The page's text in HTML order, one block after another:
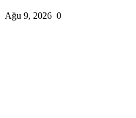
Ağu 9, 2026 0